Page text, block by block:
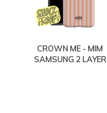
CROWN ME - MIM
SAMSUNG 2 LAYER